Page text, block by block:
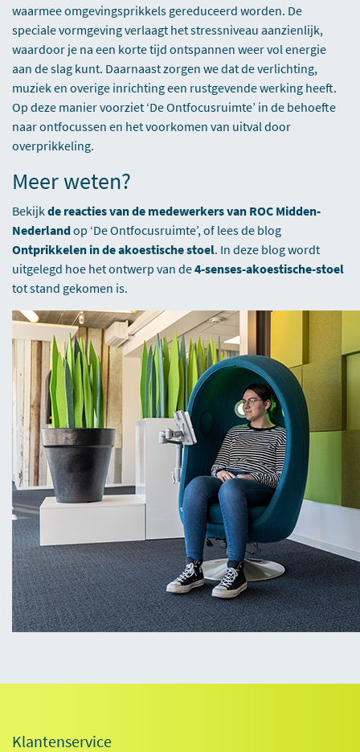
waarmee omgevingsprikkels gereduceerd worden. De
speciale vormgeving verlaagt het stressniveau aanzienlijk,
waardoor je na een korte tijd ontspannen weer vol energie
aan de slag kunt. Daarnaast zorgen we dat de verlichting,
muziek en overige inrichting een rustgevende werking heeft.
Op deze manier voorziet ‘De Ontfocusruimte’ in de behoefte
naar ontfocussen en het voorkomen van uitval door
overprikkeling.
Meer weten?
Bekijkde reacties van de medewerkers van ROC Midden-
Nederlandop ‘De Ontfocusruimte’, of lees de blog
Ontprikkelen in de akoestische stoel. In deze blog wordt
uitgelegd hoe het ontwerp van de4-senses-akoestische-stoel
tot stand gekomen is.
Klantenservice